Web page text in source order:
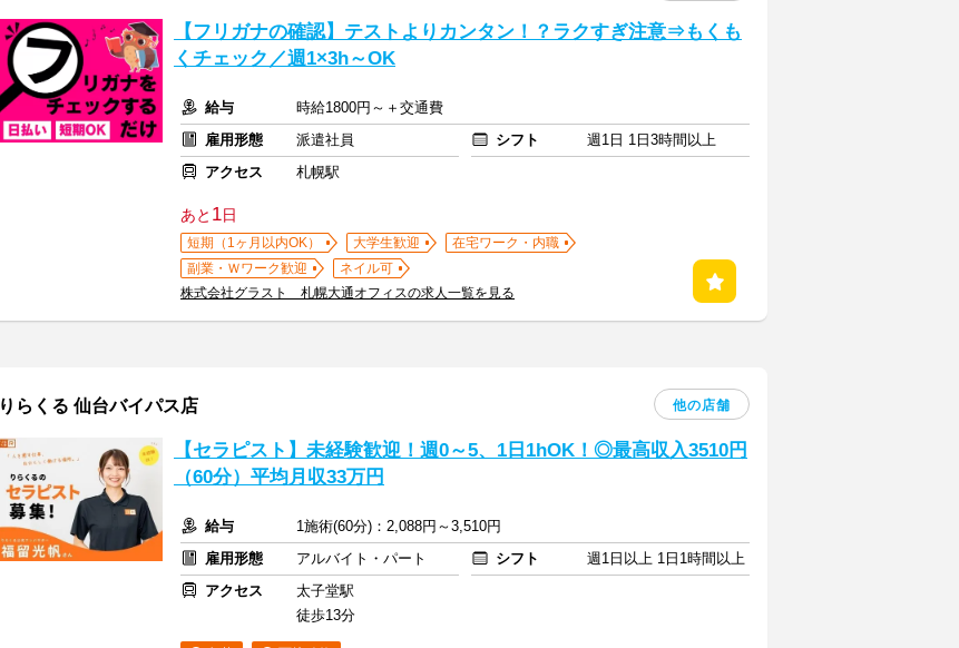
【フリガナの確認】テストよりカンタン！？ラクすぎ注意⇒もくも
くチェック／週1×3h～OK
給与
時給1800円～＋交通費
雇用形態
派遣社員 シフト
週1日 1日3時間以上
アクセス
札幌駅
あと 1日
短期（1ヶ月以内OK） 大学生歓迎
在宅ワーク・内職
副業・Ｗワーク歓迎
ネイル可
株式会社グラスト 札幌大通オフィスの求人一覧を見る
りらくる 仙台バイパス店 他の店舗
【セラピスト】未経験歓迎！週0～5、1日1hOK！◎最高収入3510円
（60分）平均月収33万円
給与
1施術(60分)：2,088円～3,510円
雇用形態
アルバイト・パート シフト
週1日以上 1日1時間以上
アクセス
太子堂駅
徒歩13分